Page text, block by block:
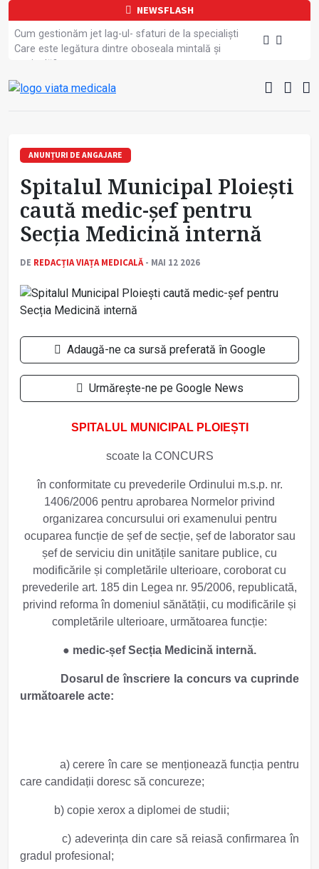
NEWSFLASH
Cum gestionăm jet lag-ul- sfaturi de la specialiști
Care este legătura dintre oboseala mintală și
caniculă?
Campanie de prevenție dedicată sportivelor
Un nou studiu pentru testarea unui vaccin împotriva
Cartea electronică de identitate, noul card de
Copiii europeni, într-o formă fizică tot mai proastă
Demersuri pentru acces transfrontalier la date
medicale
Contractul cadru ar putea fi modificat
Comercializarea unor medicamente, blocată
temporar
ANUNȚURI DE ANGAJARE
Spitalul Municipal Ploiești
caută medic-șef pentru
Secția Medicină internă
DE REDACȚIA VIAȚA MEDICALĂ- MAI 12 2026
Adaugă-ne ca sursă preferată în Google
Urmărește-ne pe Google News
SPITALUL MUNICIPAL PLOIEȘTI
scoate la CONCURS
în conformitate cu prevederile Ordinului m.s.p. nr.
1406/2006 pentru aprobarea Normelor privind
organizarea concursului ori examenului pentru
ocuparea funcție de șef de secție, șef de laborator sau
șef de serviciu din unitățile sanitare publice, cu
modificările și completările ulterioare, coroborat cu
prevederile art. 185 din Legea nr. 95/2006, republicată,
privind reforma în domeniul sănătății, cu modificările și
completările ulterioare, următoarea funcție:
● medic-șef Secția Medicină internă.
Dosarul de înscriere la concurs va cuprinde
următoarele acte:
a) cerere în care se menționează funcția pentru
care candidații doresc să concureze;
b) copie xerox a diplomei de studii;
c) adeverința din care să reiasă confirmarea în
gradul profesional;